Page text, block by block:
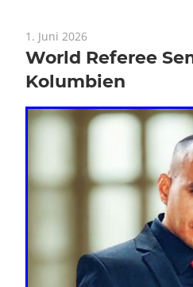
1. Juni 2026
World Referee
Kolumbien